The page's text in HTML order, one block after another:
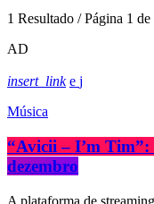
1 Resultado / Página 1 de
AD
insert_link
Música
“Avicii – I’m
dezembro
A plataforma de